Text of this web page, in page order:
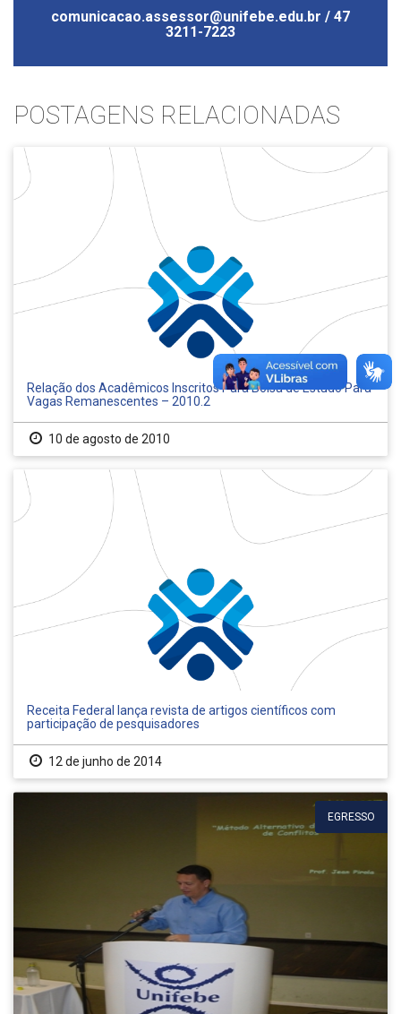
comunicacao.assessor@unifebe.edu.br / 47
3211-7223
POSTAGENS RELACIONADAS
Relação dos Acadêmicos Inscritos Para Bolsa de Estudo Para
Vagas Remanescentes – 2010.2
10 de agosto de 2010
Receita Federal lança revista de artigos científicos com
participação de pesquisadores
12 de junho de 2014
EGRESSO